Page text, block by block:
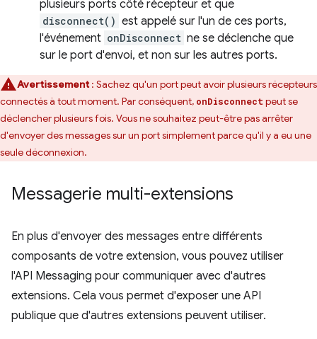
plusieurs ports côté récepteur et que
disconnect() est appelé sur l'un de ces ports,
l'événement onDisconnect ne se déclenche que
sur le port d'envoi, et non sur les autres ports.
Avertissement: Sachez qu'un port peut avoir plusieurs récepteurs
connectés à tout moment. Par conséquent, onDisconnect peut se
déclencher plusieurs fois. Vous ne souhaitez peut-être pas arrêter
d'envoyer des messages sur un port simplement parce qu'il y a eu une
seule déconnexion.
Messagerie multi-extensions
En plus d'envoyer des messages entre différents
composants de votre extension, vous pouvez utiliser
l'API Messaging pour communiquer avec d'autres
extensions. Cela vous permet d'exposer une API
publique que d'autres extensions peuvent utiliser.